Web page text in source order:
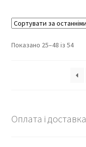
Показано 25–48 із 54
Оплата і доставка